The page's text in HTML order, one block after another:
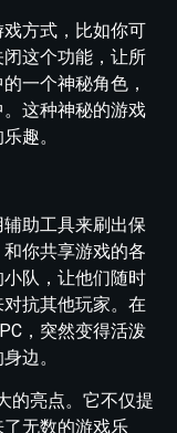
方式，比如你可
这个功能，让所
一个神秘角色，
这种神秘的游戏
趣。
助工具来刷出保
你共享游戏的各
队，让他们随时
抗其他玩家。在
，突然变得活泼
边。
的亮点。它不仅提
无数的游戏乐